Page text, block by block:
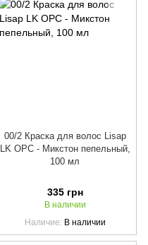
00/2 Краска для волос Lisap
LK OPC - Микстон пепельный,
100 мл
335 грн
В наличии
Наличие
В наличии